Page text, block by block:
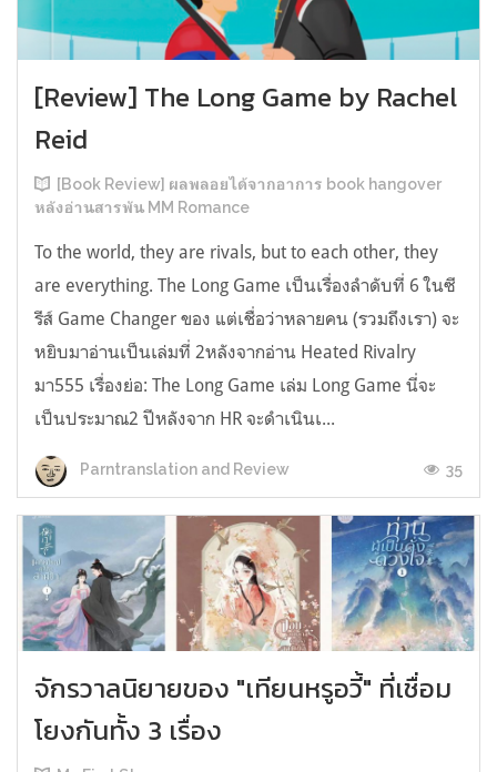
[Review] The Long Game by Rachel
Reid
[Book Review] ผลพลอยได้จากอาการ book hangover
หลังอ่านสารพัน MM Romance
To the world, they are rivals, but to each other, they
are everything. The Long Game เป็นเรื่องลำดับที่ 6 ในซี
รีส์ Game Changer ของ แต่เชื่อว่าหลายคน (รวมถึงเรา) จะ
หยิบมาอ่านเป็นเล่มที่ 2หลังจากอ่าน Heated Rivalry
มา555 เรื่องย่อ: The Long Game เล่ม Long Game นี่จะ
เป็นประมาณ2 ปีหลังจาก HR จะดำเนินเ...
Parntranslation and Review 35
จักรวาลนิยายของ "เทียนหรูอวี้" ที่เชื่อม
โยงกันทั้ง 3 เรื่อง